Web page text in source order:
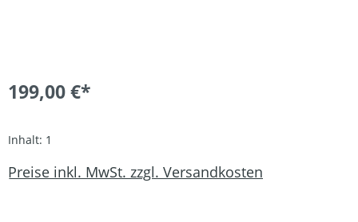
199,00 €*
Inhalt: 1
Preise inkl. MwSt. zzgl. Versandkosten